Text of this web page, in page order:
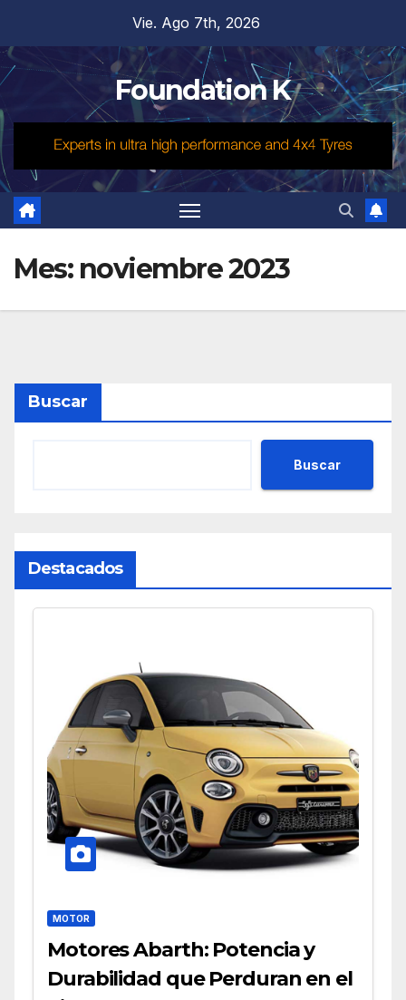
contenido
Vie. Ago 7th, 2026
Foundation K
Mes: noviembre 2023
Buscar
Buscar
Destacados
MOTOR
Motores Abarth: Potencia y
Durabilidad que Perduran en el